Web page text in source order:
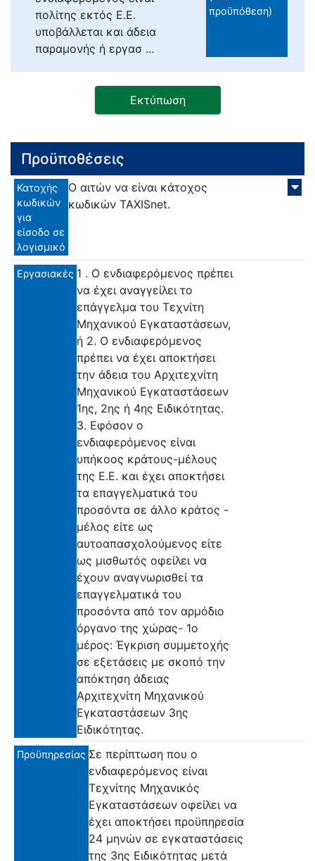
πολίτης εκτός Ε.Ε.
υποβάλλεται και άδεια
παραμονής ή εργασ ...
προϋπόθεση)
Εκτύπωση
Προϋποθέσεις
Κατοχής
κωδικών
για
είσοδο σε
λογισμικό
Ο αιτών να είναι κάτοχος
κωδικών TAXISnet.
Εργασιακές 1 . Ο ενδιαφερόμενος πρέπει
να έχει αναγγείλει το
επάγγελμα του Τεχνίτη
Μηχανικού Εγκαταστάσεων,
ή 2. Ο ενδιαφερόμενος
πρέπει να έχει αποκτήσει
την άδεια του Αρχιτεχνίτη
Μηχανικού Εγκαταστάσεων
1ης, 2ης ή 4ης Ειδικότητας.
3. Εφόσον ο
ενδιαφερόμενος είναι
υπήκοος κράτους-μέλους
της Ε.Ε. και έχει αποκτήσει
τα επαγγελματικά του
προσόντα σε άλλο κράτος -
μέλος είτε ως
αυτοαπασχολούμενος είτε
ως μισθωτός οφείλει να
έχουν αναγνωρισθεί τα
επαγγελματικά του
προσόντα από τον αρμόδιο
όργανο της χώρας- 1ο
μέρος: Έγκριση συμμετοχής
σε εξετάσεις με σκοπό την
απόκτηση άδειας
Αρχιτεχνίτη Μηχανικού
Εγκαταστάσεων 3ης
Ειδικότητας.
Προϋπηρεσίας Σε περίπτωση που ο
ενδιαφερόμενος είναι
Τεχνίτης Μηχανικός
Εγκαταστάσεων οφείλει να
έχει αποκτήσει προϋπηρεσία
24 μηνών σε εγκαταστάσεις
της 3ης Ειδικότητας μετά